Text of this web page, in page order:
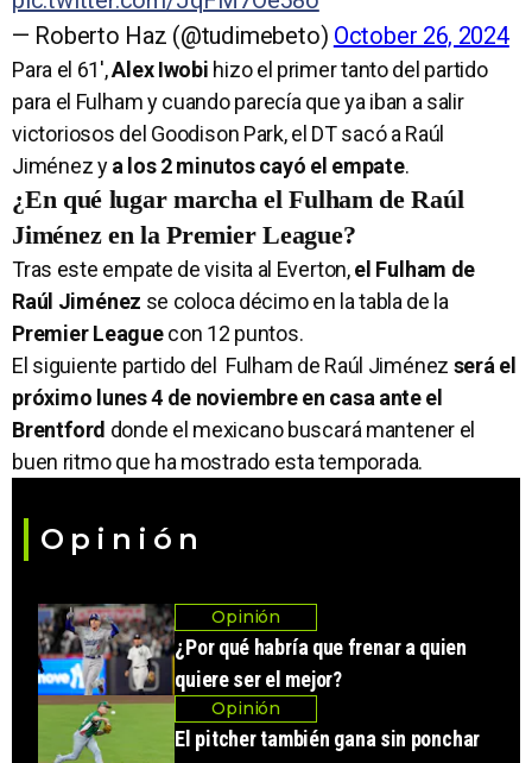
— Roberto Haz (@tudimebeto) October 26, 2024
Para el 61′,Alex Iwobi hizo el primer tanto del partido
para el Fulham y cuando parecía que ya iban a salir
victoriosos del Goodison Park, el DT sacó a Raúl
Jiménez ya los 2 minutos cayó el empate.
¿En qué lugar marcha el Fulham de Raúl
Jiménez en la Premier League?
Tras este empate de visita al Everton,el Fulham de
Raúl Jiménez se coloca décimo en la tabla de la
Premier Leaguecon 12 puntos.
El siguiente partido del Fulham de Raúl Jiménez será el
próximo lunes 4 de noviembre en casa ante el
Brentford donde el mexicano buscará mantener el
buen ritmo que ha mostrado esta temporada.
Opinión
Opinión
¿Por qué habría que frenar a quien
quiere ser el mejor?
Opinión
El pitcher también gana sin ponchar